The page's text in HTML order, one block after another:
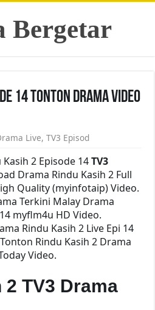
Bergetar
14 Tonton Drama Video
Live,TV3 Episod
Kasih 2 Episode 14TV3
Drama Rindu Kasih 2 Full
Quality (myinfotaip) Video.
Terkini Malay Drama
myflm4u HD Video.
Rindu Kasih 2 Live Epi 14
Rindu Kasih 2 Drama
Video.
TV3 Drama